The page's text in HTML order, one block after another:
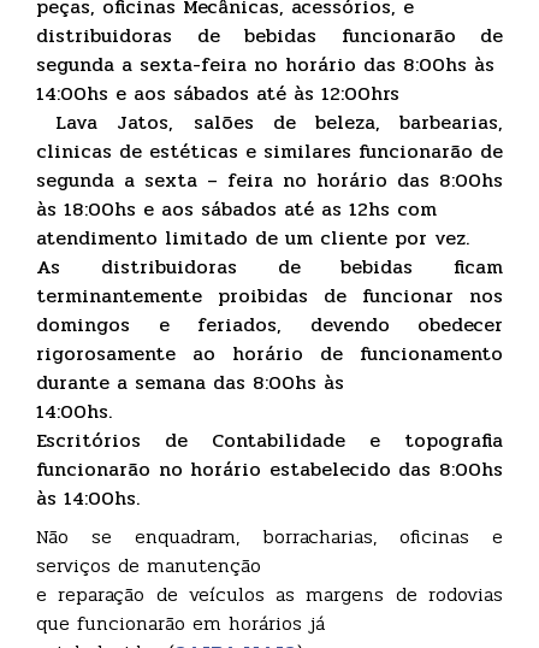
peças, oficinas Mecânicas, acessórios, e
distribuidoras de bebidas funcionarão de
segunda a sexta-feira no horário das 8:00hs às
14:00hs e aos sábados até às 12:00hrs
Lava Jatos, salões de beleza, barbearias,
clinicas de estéticas e similares funcionarão de
segunda a sexta – feira no horário das 8:00hs
às 18:00hs e aos sábados até as 12hs com
atendimento limitado de um cliente por vez.
As distribuidoras de bebidas ficam
terminantemente proibidas de funcionar nos
domingos e feriados, devendo obedecer
rigorosamente ao horário de funcionamento
durante a semana das 8:00hs às
14:00hs.
Escritórios de Contabilidade e topografia
funcionarão no horário estabelecido das 8:00hs
às 14:00hs.
Não se enquadram, borracharias, oficinas e
serviços de manutenção
e reparação de veículos as margens de rodovias
que funcionarão em horários já